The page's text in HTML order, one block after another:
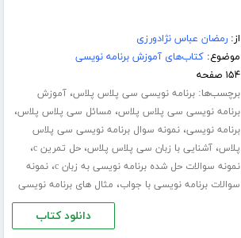
از:رمضان عباس نژادورزی
موضوع:کتاب‌های آموزش برنامه نویسی
۱۵۴ صفحه
برچسب‌ها:برنامه نویسی سی پلاس پلاس،آموزش
برنامه نویسی سی پلاس پلاس، مسائل سی پلاس پلاس،
برنامه نویسی،نمونه سوال برنامه نویسی سی پلاس
پلاس،آشنایی با زبان سی پلاس پلاس،حل تمرین c ،
نمونه سوالات حل شده برنامه نویسی به زبان c ،نمونه
سوالات برنامه نویسی با جواب، مثال های برنامه نویسی
دانلود کتاب